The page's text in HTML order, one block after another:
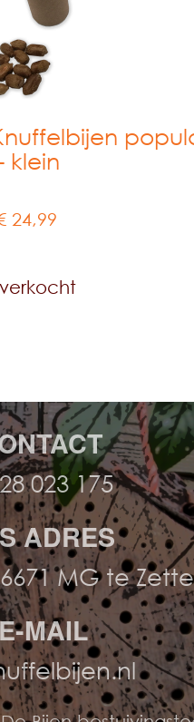
klein
24,99
023 175
ADRES
MG te
MAIL